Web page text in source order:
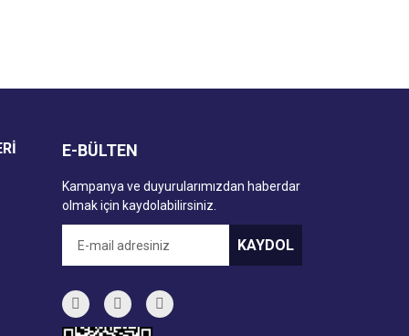
E-BÜLTEN
Kampanya ve duyurularımızdan haberdar
olmak için kaydolabilirsiniz.
KAYDOL